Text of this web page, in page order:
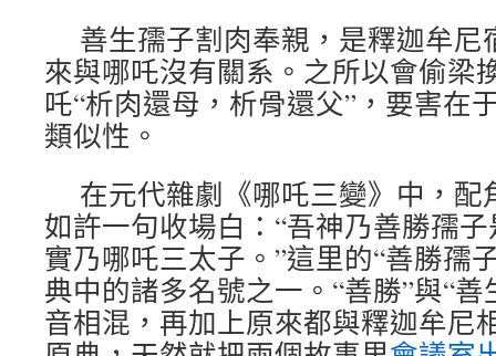
善生孺子割肉奉親，是釋迦牟
來與哪吒沒有關系。之所以會偷梁
吒“析肉還母，析骨還父”，要害在
類似性。
在元代雜劇《哪吒三變》中，
如許一句收場白：“吾神乃善勝孺
實乃哪吒三太子。”這里的“善勝孺
典中的諸多名號之一。“善勝”與“
音相混，再加上原來都與釋迦牟尼